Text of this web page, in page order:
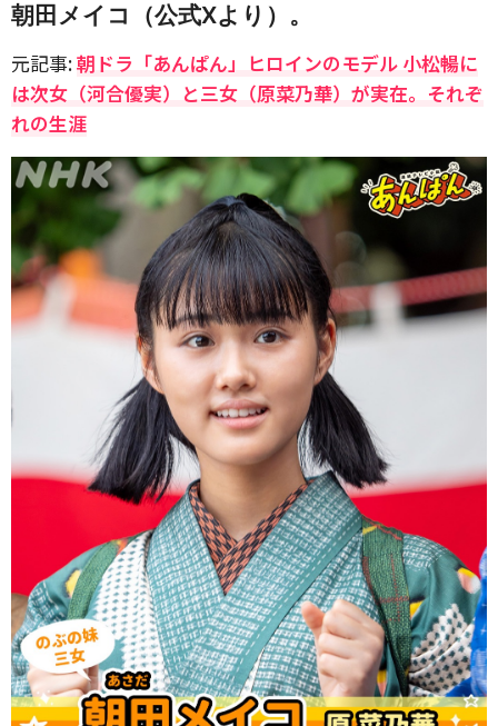
朝田メイコ（公式Xより）。
元記事:朝ドラ「あんぱん」ヒロインのモデル 小松暢に
は次女（河合優実）と三女（原菜乃華）が実在。それぞ
れの生涯